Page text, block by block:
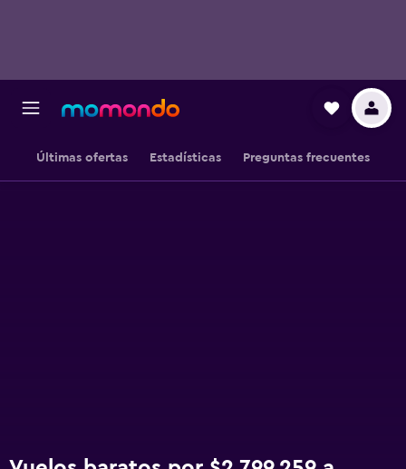
Últimas ofertas Estadísticas Preguntas frecuentes